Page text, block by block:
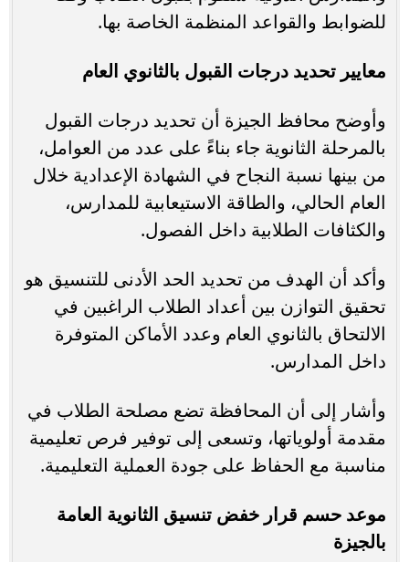
للضوابط والقواعد المنظمة الخاصة بها.
معايير تحديد درجات القبول بالثانوي العام
وأوضح محافظ الجيزة أن تحديد درجات القبول
بالمرحلة الثانوية جاء بناءً على عدد من العوامل،
من بينها نسبة النجاح في الشهادة الإعدادية خلال
العام الحالي، والطاقة الاستيعابية للمدارس،
والكثافات الطلابية داخل الفصول.
وأكد أن الهدف من تحديد الحد الأدنى للتنسيق هو
تحقيق التوازن بين أعداد الطلاب الراغبين في
الالتحاق بالثانوي العام وعدد الأماكن المتوفرة
داخل المدارس.
وأشار إلى أن المحافظة تضع مصلحة الطلاب في
مقدمة أولوياتها، وتسعى إلى توفير فرص تعليمية
مناسبة مع الحفاظ على جودة العملية التعليمية.
موعد حسم قرار خفض تنسيق الثانوية العامة
بالجيزة